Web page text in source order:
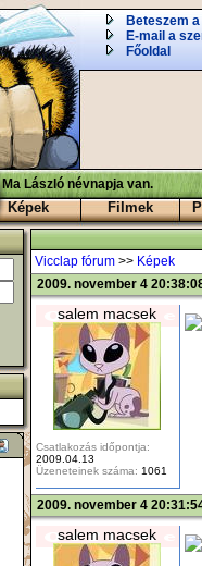
Beteszem
E-mail a
Főoldal
Ma László névnapja van.
Képek Filmek
Vicclap fórum>> Képek
2009. november 4
salem macsek
Csatlakozás időpontja:
2009.04.13
Üzeneteinek száma: 1061
2009. november 4
salem macsek